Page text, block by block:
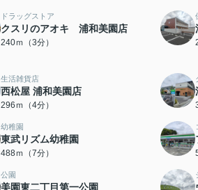
ドラッグストア
クスリのアオキ 浦和美園店
240ｍ（3分）
生活雑貨店
西松屋 浦和美園店
296ｍ（4分）
幼稚園
東武リズム幼稚園
488ｍ（7分）
公園
美園東二丁目第一公園